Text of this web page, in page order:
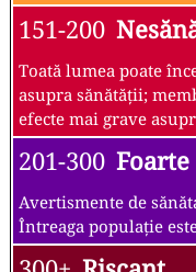
151-200
Toată lumea poate
asupra sănătății;
efecte mai grave
201-300 Foarte
Avertismente de
Întreaga populație